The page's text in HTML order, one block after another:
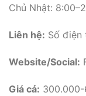
Chủ Nhật:
Liên hệ: Số điện
Website/Social:
Giá cả: